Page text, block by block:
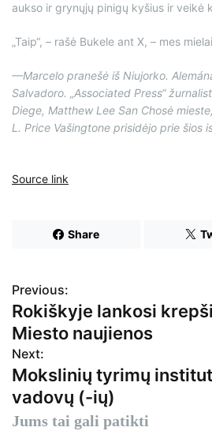
aukso ir grynųjų pinigų kyšius ir veikė
„Taip“, – rašė Bukele ant X, – mes
—Marcelo pranešė iš Niujorko.
Salvadoro. „Associated Press“
Diege, Matthew Lee San Chosė
L. Price Vašingtone prisidėjo prie šios
Source link
Share
N
a
v
i
g
Previous:
Rokiškyje lankosi
Miesto naujienos
Next:
Mokslinių tyrimų
vadovų (-ių)
Jums tai gali patikti